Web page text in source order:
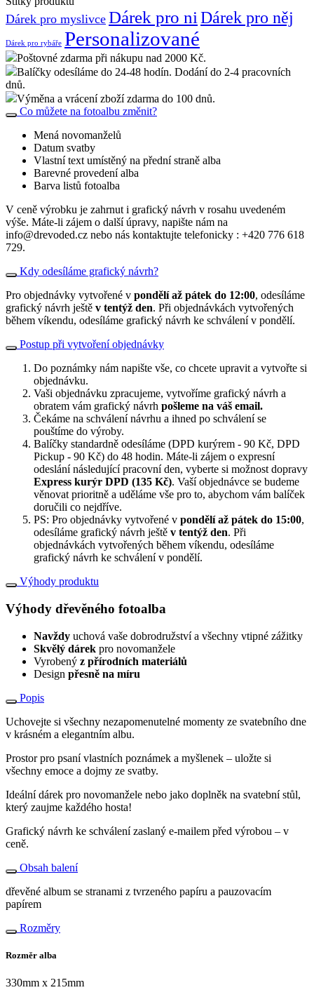
Dárek pro myslivce Dárek pro ni Dárek pro něj
Dárek pro rybáře Personalizované
Poštovné zdarma při nákupu nad 2000 Kč.
Balíčky odesíláme do 24-48 hodín. Dodání do 2-4 pracovních
dnů.
Výměna a vrácení zboží zdarma do 100 dnů.
Co můžete na fotoalbu změnit?
Mená novomanželů
Datum svatby
Vlastní text umístěný na přední straně alba
Barevné provedení alba
Barva listů fotoalba
V ceně výrobku je zahrnut i grafický návrh v rosahu uvedeném
výše. Máte-li zájem o další úpravy, napište nám na
info@drevoded.cz nebo nás kontaktujte telefonicky : +420 776 618
729.
Kdy odesíláme grafický návrh?
Pro objednávky vytvořené v pondělí až pátek do 12:00, odesíláme
grafický návrh ještě v tentýž den. Při objednávkách vytvořených
během víkendu, odesíláme grafický návrh ke schválení v pondělí.
Postup při vytvoření objednávky
Do poznámky nám napište vše, co chcete upravit a vytvořte si
objednávku.
Vaši objednávku zpracujeme, vytvoříme grafický návrh a
obratem vám grafický návrh pošleme na váš email.
Čekáme na schválení návrhu a ihned po schválení se
pouštíme do výroby.
Balíčky standardně odesíláme (DPD kurýrem - 90 Kč, DPD
Pickup - 90 Kč) do 48 hodin. Máte-li zájem o expresní
odeslání následující pracovní den, vyberte si možnost dopravy
Express kurýr DPD (135 Kč). Vaší objednávce se budeme
věnovat prioritně a uděláme vše pro to, abychom vám balíček
doručili co nejdříve.
PS: Pro objednávky vytvořené v pondělí až pátek do 15:00,
odesíláme grafický návrh ještě v tentýž den. Při
objednávkách vytvořených během víkendu, odesíláme
grafický návrh ke schválení v pondělí.
Výhody produktu
Výhody dřevěného fotoalba
Navždy uchová vaše dobrodružství a všechny vtipné zážitky
Skvělý dárek pro novomanžele
Vyrobený z přírodních materiálů
Design přesně na míru
Popis
Uchovejte si všechny nezapomenutelné momenty ze svatebního dne
v krásném a elegantním albu.
Prostor pro psaní vlastních poznámek a myšlenek – uložte si
všechny emoce a dojmy ze svatby.
Ideální dárek pro novomanžele nebo jako doplněk na svatební stůl,
který zaujme každého hosta!
Grafický návrh ke schválení zaslaný e-mailem před výrobou – v
ceně.
Obsah balení
dřevěné album se stranami z tvrzeného papíru a pauzovacím
papírem
Rozměry
Rozměr alba
330mm x 215mm